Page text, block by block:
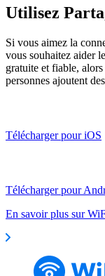
Utilisez
Si vous aimez la
vous souhaitez aider
gratuite et fiable,
personnes ajoutent
Télécharger pour iOS
Télécharger pour
En savoir plus sur